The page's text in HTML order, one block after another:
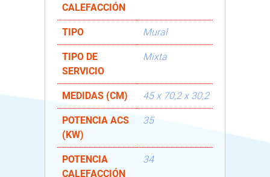
CALEFACCIÓN
TIPO Mural
TIPO DE
SERVICIO
Mixta
MEDIDAS (CM) 45 x 70,2 x 30,2
POTENCIA ACS
(KW)
35
POTENCIA
CALEFACCIÓN
34